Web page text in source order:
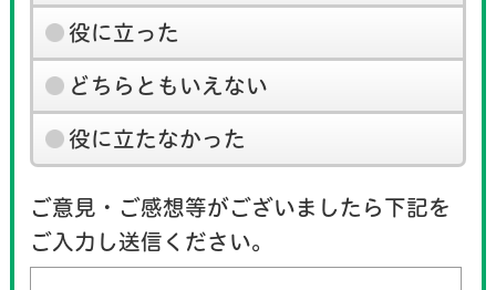
役に立った
どちらともいえない
役に立たなかった
ご意見・ご感想等がございましたら下記を
ご入力し送信ください。